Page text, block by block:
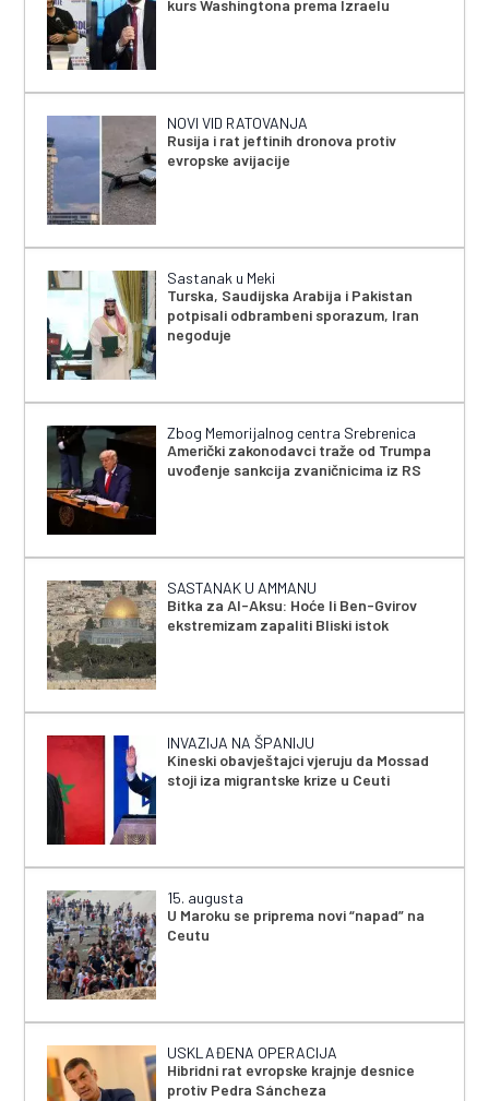
kurs Washingtona prema Izraelu
NOVI VID RATOVANJA
Rusija i rat jeftinih dronova protiv
evropske avijacije
Sastanak u Meki
Turska, Saudijska Arabija i Pakistan
potpisali odbrambeni sporazum, Iran
negoduje
Zbog Memorijalnog centra Srebrenica
Američki zakonodavci traže od Trumpa
uvođenje sankcija zvaničnicima iz RS
SASTANAK U AMMANU
Bitka za Al-Aksu: Hoće li Ben-Gvirov
ekstremizam zapaliti Bliski istok
INVAZIJA NA ŠPANIJU
Kineski obavještajci vjeruju da Mossad
stoji iza migrantske krize u Ceuti
15. augusta
U Maroku se priprema novi “napad” na
Ceutu
USKLAĐENA OPERACIJA
Hibridni rat evropske krajnje desnice
protiv Pedra Sáncheza